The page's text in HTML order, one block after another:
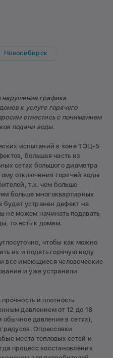
Новосибирск
графика
к услуге горячего
отнестись с пониманием
подачи воды.
испытаний в зоне ТЭЦ-5
большая часть из
сетях большого диаметра
отключения горячей воды
т.к. чем больше
больше многоквартирных
будет устранен дефект на
не можем начинать подавать
то есть к домам.
чтобы как можно
их и подать горячую воду
все имеющиеся человеческие
и уже устранили
и плотность
давлением от 12 до 18
давление в сетях),
Опрессовки
места тепловых сетей и
процесс восстановления